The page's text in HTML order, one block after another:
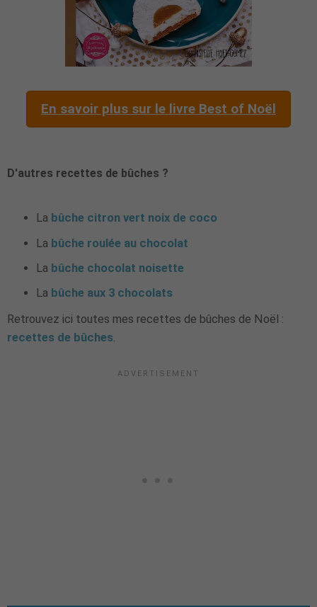
En savoir plus sur le livre Best of Noël
D'autres recettes de bûches ?
La bûche citron vert noix de coco
La bûche roulée au chocolat
La bûche chocolat noisette
La bûche aux 3 chocolats
Retrouvez ici toutes mes recettes de bûches de Noël :
recettes de bûches